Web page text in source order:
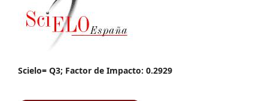
Scielo= Q3; Factor de Impacto: 0.2929